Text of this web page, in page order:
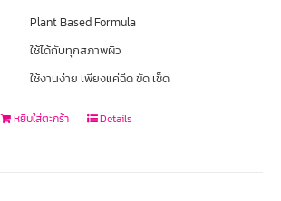
Plant Based Formula
ใช้ได้กับทุกสภาพผิว
ใช้งานง่าย เพียงแค่ฉีด ขัด เช็ด
หยิบใส่ตะกร้า Details